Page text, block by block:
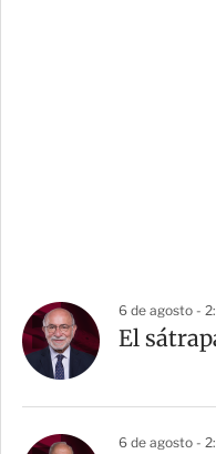
6 de agosto -
El
6 de agosto -